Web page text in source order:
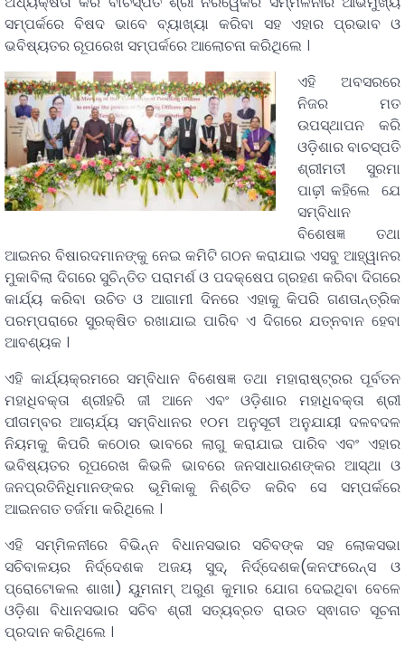
ସମ୍ପର୍କରେ ବିଷଦ ଭାବେ ବ୍ୟାଖ୍ୟା କରିବା ସହ ଏହାର ପ୍ରଭାବ ଓ
ଭବିଷ୍ୟତର ରୂପରେଖ ସମ୍ପର୍କରେ ଆଲୋଚନା କରିଥିଲେ ।
ଏହି ଅବସରରେ
ନିଜର ମତ
ଉପସ୍ଥାପନ କରି
ଓଡ଼ିଶାର ବାଚସ୍ପତି
ଶ୍ରୀମତୀ ସୁରମା
ପାଢ଼ୀ କହିଲେ ଯେ
ସମ୍ବିଧାନ
ବିଶେଷଜ୍ଞ ତଥା
ଆଇନର ବିଷାରଦମାନଙ୍କୁ ନେଇ କମିଟି ଗଠନ କରାଯାଇ ଏସବୁ ଆହ୍ୱାନର
ମୁକାବିଲା ଦିଗରେ ସୁଚିନ୍ତିତ ପରାମର୍ଶ ଓ ପଦକ୍ଷେପ ଗ୍ରହଣ କରିବା ଦିଗରେ
କାର୍ଯ୍ୟ କରିବା ଉଚିତ ଓ ଆଗାମୀ ଦିନରେ ଏହାକୁ କିପରି ଗଣତାନ୍ତ୍ରିକ
ପରମ୍ପରାରେ ସୁରକ୍ଷିତ ରଖାଯାଇ ପାରିବ ଏ ଦିଗରେ ଯତ୍ନବାନ ହେବା
ଆବଶ୍ୟକ ।
ଏହି କାର୍ଯ୍ୟକ୍ରମରେ ସମ୍ବିଧାନ ବିଶେଷଜ୍ଞ ତଥା ମହାରାଷ୍ଟ୍ରର ପୂର୍ବତନ
ମହାଧିବକ୍ତା ଶ୍ରୀହରି ଜୀ ଆନେ ଏବଂ ଓଡ଼ିଶାର ମହାଧିବକ୍ତା ଶ୍ରୀ
ପୀତାମ୍ବର ଆଚାର୍ଯ୍ୟ ସମ୍ବିଧାନର ୧୦ମ ଅନୁସୂଚୀ ଅନୁଯାୟୀ ଦଳବଦଳ
ନିୟମକୁ କିପରି କଠୋର ଭାବରେ ଲାଗୁ କରାଯାଇ ପାରିବ ଏବଂ ଏହାର
ଭବିଷ୍ୟତର ରୂପରେଖ କିଭଳି ଭାବରେ ଜନସାଧାରଣଙ୍କର ଆସ୍ଥା ଓ
ଜନପ୍ରତିନିଧିମାନଙ୍କର ଭୂମିକାକୁ ନିଶ୍ଚିତ କରିବ ସେ ସମ୍ପର୍କରେ
ଆଇନଗତ ତର୍ଜମା କରିଥିଲେ ।
ଏହି ସମ୍ମିଳନୀରେ ବିଭିନ୍ନ ବିଧାନସଭାର ସଚିବଙ୍କ ସହ ଲୋକସଭା
ସଚିବାଳୟର ନିର୍ଦ୍ଦେଶକ ଅଜୟ ସୁଦ୍, ନିର୍ଦ୍ଦେଶକ(କନଫରେନ୍ସ ଓ
ପ୍ରୋଟୋକଲ ଶାଖା) ୟୁମନାମ୍ ଅରୁଣ କୁମାର ଯୋଗ ଦେଇଥିବା ବେଳେ
ଓଡ଼ିଶା ବିଧାନସଭାର ସଚିବ ଶ୍ରୀ ସତ୍ୟବ୍ରତ ରାଉତ ସ୍ଵାଗତ ସୂଚନା
ପ୍ରଦାନ କରିଥିଲେ ।